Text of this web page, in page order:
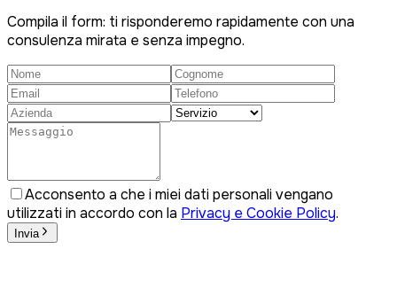
Compila il form: ti risponderemo rapidamente con una
consulenza mirata e senza impegno.
Acconsento a che i miei dati personali vengano
utilizzati in accordo con la Privacy e Cookie Policy.
Invia